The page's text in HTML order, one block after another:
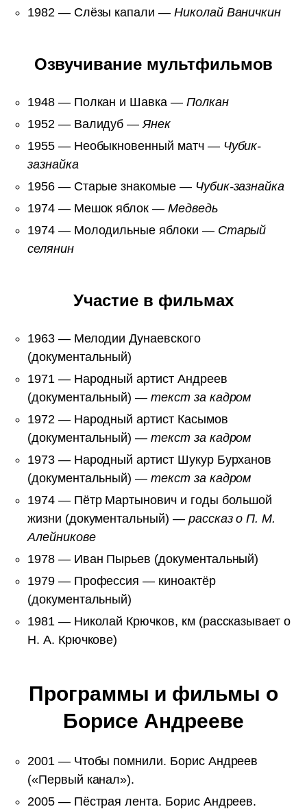
1982 — Слёзы капали — Николай Ваничкин
Озвучивание мультфильмов
1948 — Полкан и Шавка — Полкан
1952 — Валидуб —Янек
1955 — Необыкновенный матч — Чубик-
зазнайка
1956 — Старые знакомые — Чубик-зазнайка
1974 — Мешок яблок — Медведь
1974 — Молодильные яблоки — Старый
селянин
Участие в фильмах
1963 — Мелодии Дунаевского
(документальный)
1971 — Народный артист Андреев
(документальный) —текст за кадром
1972 — Народный артист Касымов
(документальный) —текст за кадром
1973 — Народный артист Шукур Бурханов
(документальный) —текст за кадром
1974 — Пётр Мартынович и годы большой
жизни (документальный) — рассказ о П. М.
Алейникове
1978 — Иван Пырьев (документальный)
1979 — Профессия — киноактёр
(документальный)
1981 — Николай Крючков, км (рассказывает о
Н. А. Крючкове)
Программы и фильмы о
Борисе Андрееве
2001 — Чтобы помнили. Борис Андреев
(«Первый канал»).
2005 — Пёстрая лента. Борис Андреев.